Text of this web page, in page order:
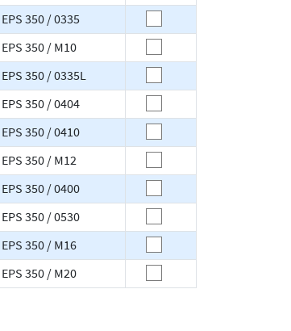
EPS 350 / 0335
EPS 350 / M10
EPS 350 / 0335L
EPS 350 / 0404
EPS 350 / 0410
EPS 350 / M12
EPS 350 / 0400
EPS 350 / 0530
EPS 350 / M16
EPS 350 / M20